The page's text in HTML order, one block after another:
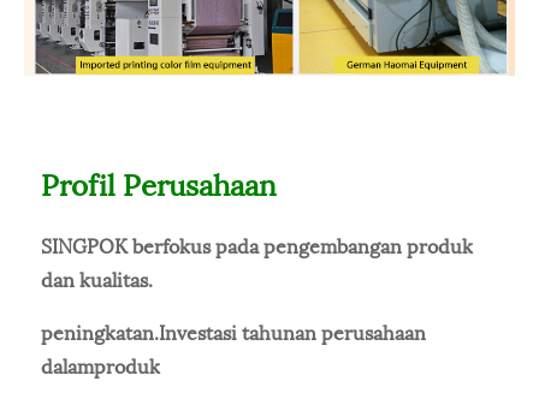
Profil Perusahaan
SINGPOK berfokus pada pengembangan produk
dan kualitas.
peningkatan.Investasi tahunan perusahaan
dalamproduk